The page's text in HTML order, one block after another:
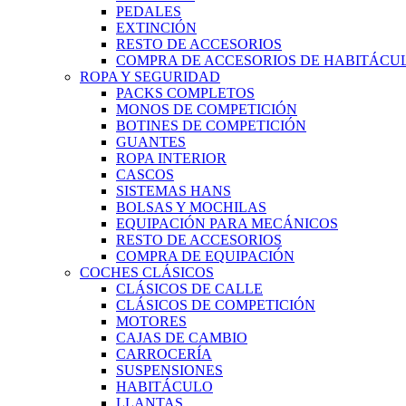
PEDALES
EXTINCIÓN
RESTO DE ACCESORIOS
COMPRA DE ACCESORIOS DE
ROPA Y SEGURIDAD
PACKS COMPLETOS
MONOS DE COMPETICIÓN
BOTINES DE COMPETICIÓN
GUANTES
ROPA INTERIOR
CASCOS
SISTEMAS HANS
BOLSAS Y MOCHILAS
EQUIPACIÓN PARA MECÁNICOS
RESTO DE ACCESORIOS
COMPRA DE EQUIPACIÓN
COCHES CLÁSICOS
CLÁSICOS DE CALLE
CLÁSICOS DE COMPETICIÓN
MOTORES
CAJAS DE CAMBIO
CARROCERÍA
SUSPENSIONES
HABITÁCULO
LLANTAS